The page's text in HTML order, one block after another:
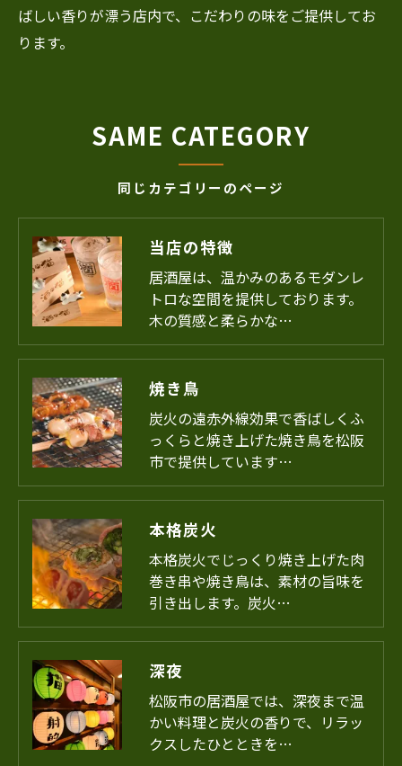
ばしい香りが漂う店内で、こだわりの味をご提供してお
ります。
同じカテゴリーのページ
SAME CATEGORY
当店の特徴
居酒屋は、温かみのあるモダンレ
トロな空間を提供しております。
木の質感と柔らかな…
焼き鳥
炭火の遠赤外線効果で香ばしくふ
っくらと焼き上げた焼き鳥を松阪
市で提供しています…
本格炭火
本格炭火でじっくり焼き上げた肉
巻き串や焼き鳥は、素材の旨味を
引き出します。炭火…
深夜
松阪市の居酒屋では、深夜まで温
かい料理と炭火の香りで、リラッ
クスしたひとときを…